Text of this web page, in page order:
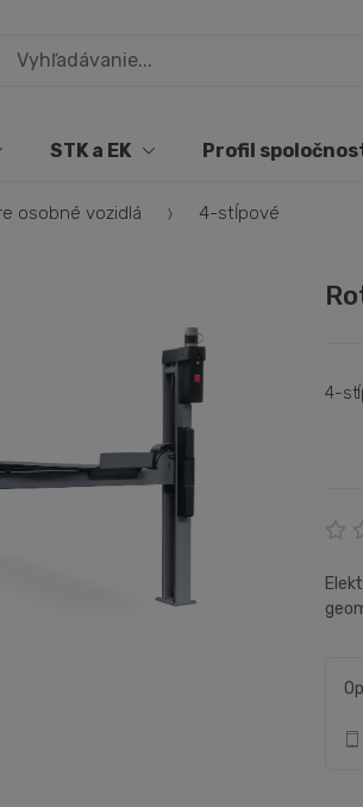
STK a EK Profil
osobné vozidlá 4-stĺpové
4-